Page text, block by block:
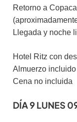
Retorno a
Llegada y noche
Hotel Ritz con
Almuerzo incluido
Cena no incluida
DÍA 9 LUNES